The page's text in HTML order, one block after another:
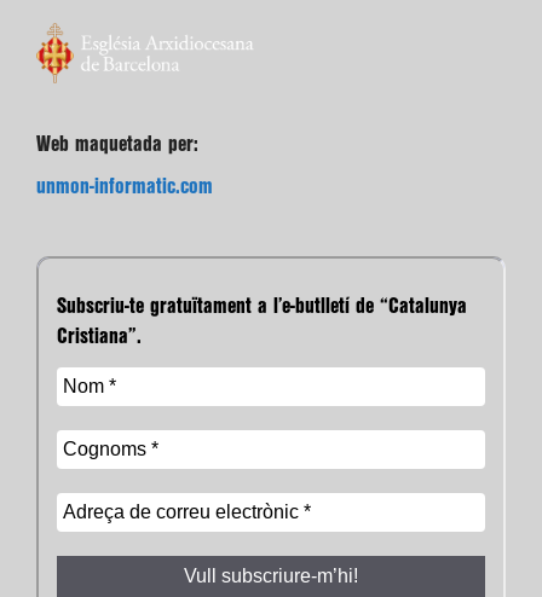
Web maquetada per:
unmon-informatic.com
Subscriu-te gratuïtament a l’e-butlletí de “Catalunya
Cristiana”.